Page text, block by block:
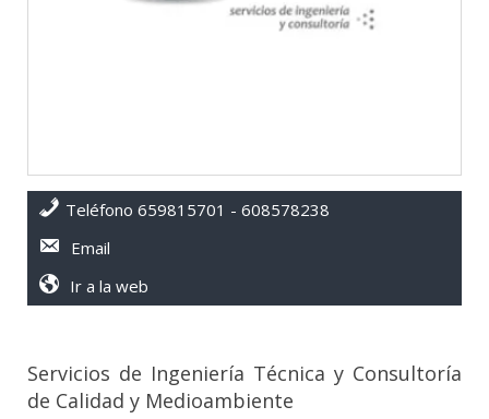
Teléfono 659815701 - 608578238
Email
Ir a la web
Servicios de Ingeniería Técnica y Consultoría
de Calidad y Medioambiente